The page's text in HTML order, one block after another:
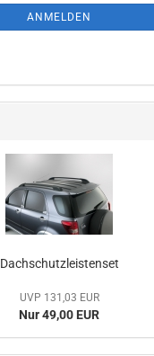
ANMELDEN
Dachschutzleistenset
UVP 131,03 EUR
Nur 49,00 EUR